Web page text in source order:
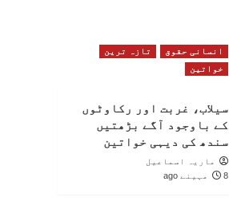
انسانی حقوق
تازہ ترین
خواتین
سیلاب، غربت اور رکاوٹوں
کے باوجود آگے بڑھتیں
سندھ کی دیہی خواتین
ماریہ اسماعیل
8 مہینے ago